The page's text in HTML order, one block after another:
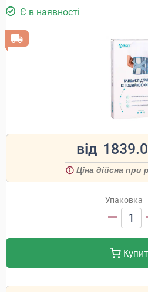
Є в наявності
від
Ціна дійсна при
Упаковка
1